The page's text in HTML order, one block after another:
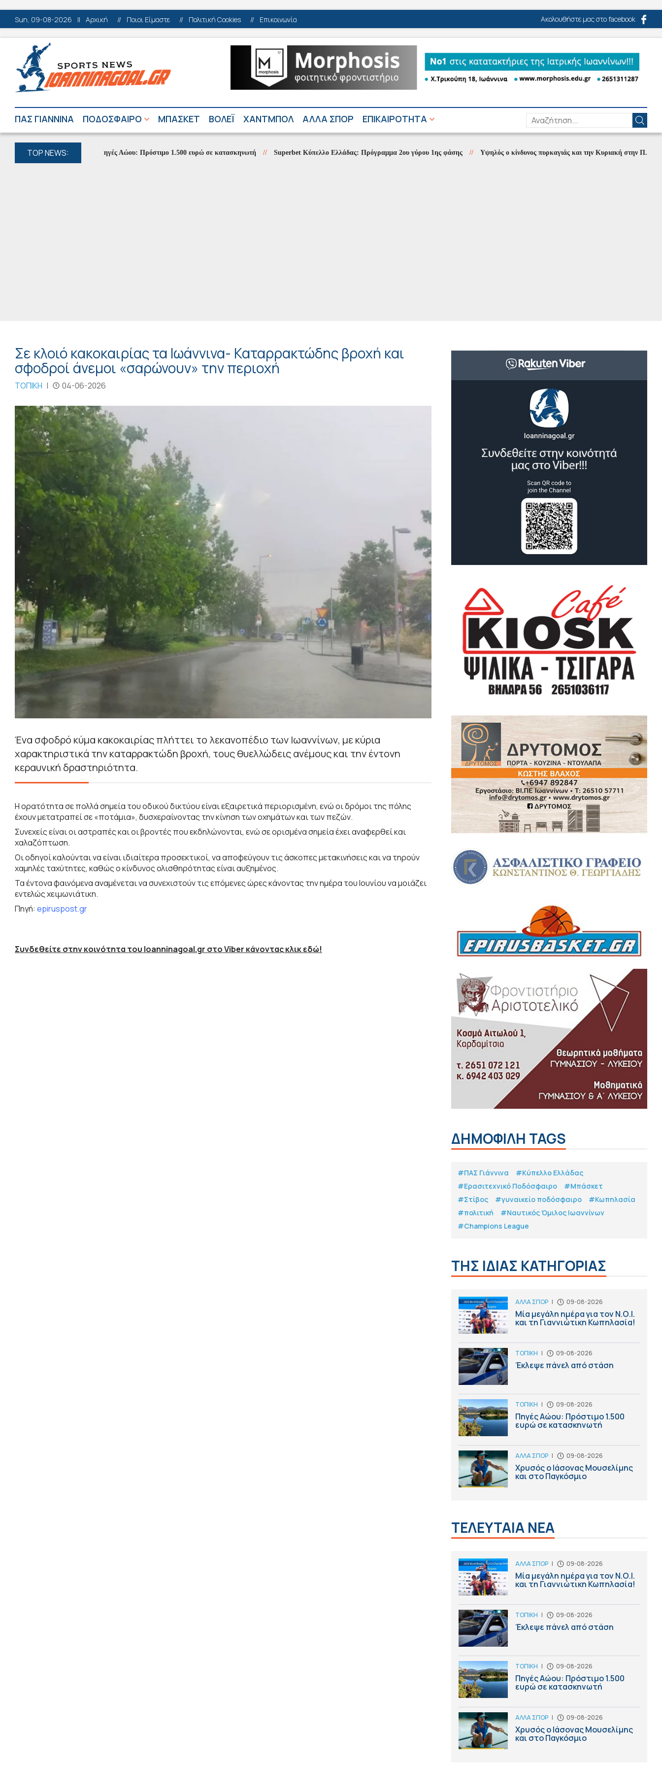
Sun, 09-08-2026 || Αρχική // Ποιοι Είμαστε // Πολιτική Cookies // Επικοινωνία Ακολουθήστε μας στο facebook
ΠΑΣ ΓΙΑΝΝΙΝΑ ΠΟΔΟΣΦΑΙΡΟ ΜΠΑΣΚΕΤ ΒΟΛΕΪ ΧΑΝΤΜΠΟΛ ΑΛΛΑ ΣΠΟΡ ΕΠΙΚΑΙΡΟΤΗΤΑ
TOP NEWS: Πηγές Αώου: Πρόστιμο 1.500 ευρώ σε κατασκηνωτή // Superbet Κύπελλο Ελλάδας: Πρόγραμμα 2ου γύρου 1ης φάσης // Υψηλός ο κίνδυνος πυρκαγιάς και την Κυριακή στην Π.Ε Πρέβεζας
Σε κλοιό κακοκαιρίας τα Ιωάννινα- Καταρρακτώδης βροχή και
σφοδροί άνεμοι «σαρώνουν» την περιοχή
ΤΟΠΙΚΗ | 04-06-2026
Ένα σφοδρό κύμα κακοκαιρίας πλήττει το λεκανοπέδιο των Ιωαννίνων, με κύρια
χαρακτηριστικά την καταρρακτώδη βροχή, τους θυελλώδεις ανέμους και την έντονη
κεραυνική δραστηριότητα.
Η ορατότητα σε πολλά σημεία του οδικού δικτύου είναι εξαιρετικά περιορισμένη, ενώ οι δρόμοι της πόλης
έχουν μετατραπεί σε «ποτάμια», δυσχεραίνοντας την κίνηση των οχημάτων και των πεζών.
Συνεχείς είναι οι αστραπές και οι βροντές που εκδηλώνονται, ενώ σε ορισμένα σημεία έχει αναφερθεί και
χαλαζόπτωση.
Οι οδηγοί καλούνται να είναι ιδιαίτερα προσεκτικοί, να αποφεύγουν τις άσκοπες μετακινήσεις και να τηρούν
χαμηλές ταχύτητες, καθώς ο κίνδυνος ολισθηρότητας είναι αυξημένος.
Τα έντονα φαινόμενα αναμένεται να συνεχιστούν τις επόμενες ώρες κάνοντας την ημέρα του Ιουνίου να μοιάζει
εντελώς χειμωνιάτικη.
Πηγή: epiruspost.gr
Συνδεθείτε στην κοινότητα του Ioanninagoal.gr στο Viber κάνοντας κλικ εδώ!
ΔΗΜΟΦΙΛΗ TAGS
#ΠΑΣ Γιάννινα
#Κύπελλο Ελλάδας
#Eρασιτεχνικό Ποδόσφαιρο
#Μπάσκετ
#Στίβος
#γυναικείο ποδόσφαιρο
#Κωπηλασία
#πολιτική
#Ναυτικός Όμιλος Ιωαννίνων
#Champions League
ΤΗΣ ΙΔΙΑΣ ΚΑΤΗΓΟΡΙΑΣ
ΑΛΛΑ ΣΠΟΡ | 09-08-2026
Μία μεγάλη ημέρα για τον Ν.Ο.Ι.
και τη Γιαννιώτικη Κωπηλασία!
ΤΟΠΙΚΗ | 09-08-2026
Έκλεψε πάνελ από στάση
ΤΟΠΙΚΗ | 09-08-2026
Πηγές Αώου: Πρόστιμο 1.500
ευρώ σε κατασκηνωτή
ΑΛΛΑ ΣΠΟΡ | 09-08-2026
Χρυσός ο Ιάσονας Μουσελίμης
και στο Παγκόσμιο
ΤΕΛΕΥΤΑΙΑ ΝΕΑ
ΑΛΛΑ ΣΠΟΡ | 09-08-2026
Μία μεγάλη ημέρα για τον Ν.Ο.Ι.
και τη Γιαννιώτικη Κωπηλασία!
ΤΟΠΙΚΗ | 09-08-2026
Έκλεψε πάνελ από στάση
ΤΟΠΙΚΗ | 09-08-2026
Πηγές Αώου: Πρόστιμο 1.500
ευρώ σε κατασκηνωτή
ΑΛΛΑ ΣΠΟΡ | 09-08-2026
Χρυσός ο Ιάσονας Μουσελίμης
και στο Παγκόσμιο